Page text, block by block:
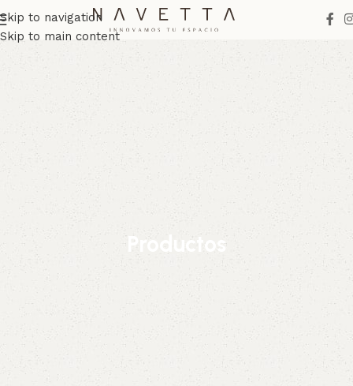
Skip to navigation
Skip to main content
Productos